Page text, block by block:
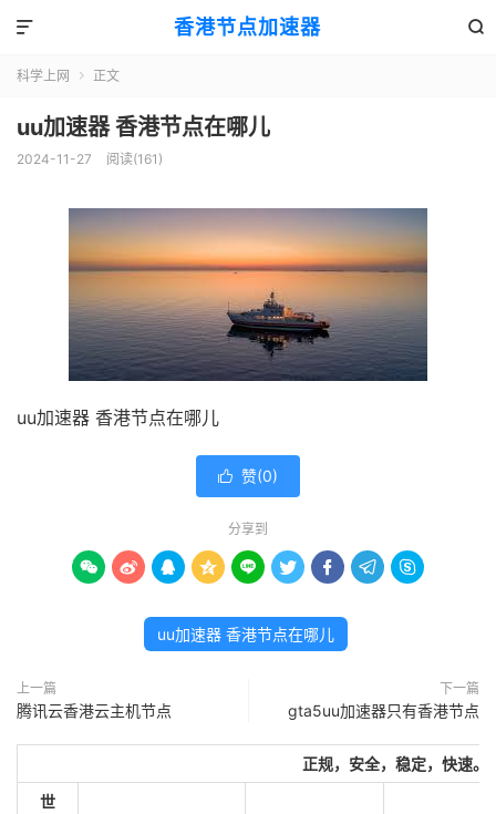
香港节点加速器 

科学上网  正文
uu加速器 香港节点在哪儿
2024-11-27 阅读(161)
uu加速器 香港节点在哪儿
 赞(0)
分享到
        
uu加速器 香港节点在哪儿
上一篇
腾讯云香港云主机节点
下一篇
gta5uu加速器只有香港节点
正规，安全，稳定，快速。
世